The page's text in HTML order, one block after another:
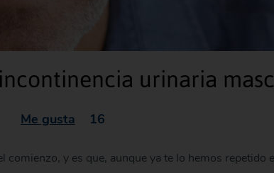
urinaria
Me gusta 16
comienzo, y es que, aunque ya te lo hemos